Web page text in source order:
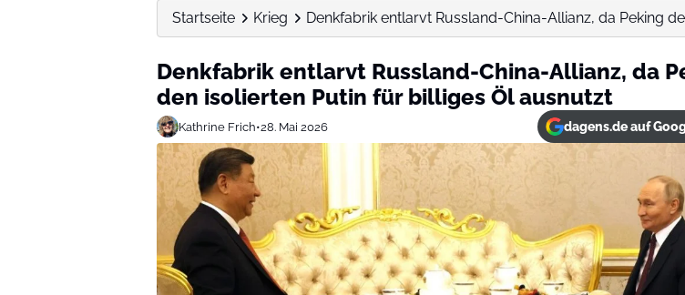
Startseite Krieg Denkfabrik entlarvt Russland-China-Allianz, da Peking
Denkfabrik entlarvt Russland-China-Allianz, da
den isolierten Putin für billiges Öl ausnutzt
Kathrine Frich•28. Mai 2026 dagens.de auf